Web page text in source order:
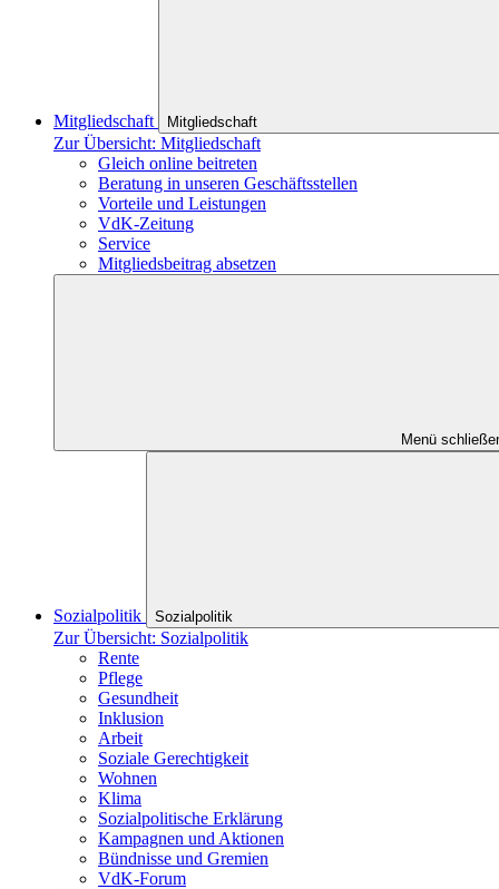
Mitgliedschaft Mitgliedschaft
Zur Übersicht: Mitgliedschaft
Gleich online beitreten
Beratung in unseren Geschäftsstellen
Vorteile und Leistungen
VdK-Zeitung
Service
Mitgliedsbeitrag absetzen
Menü
Sozialpolitik Sozialpolitik
Zur Übersicht: Sozialpolitik
Rente
Pflege
Gesundheit
Inklusion
Arbeit
Soziale Gerechtigkeit
Wohnen
Klima
Sozialpolitische Erklärung
Kampagnen und Aktionen
Bündnisse und Gremien
VdK-Forum